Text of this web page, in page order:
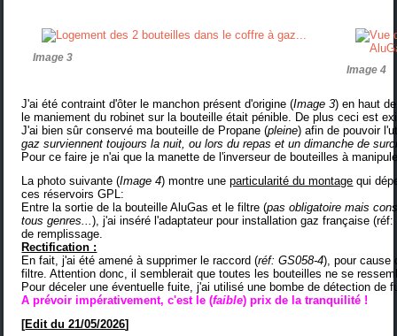
Image 3
Image 4
J'ai été contraint d'ôter le manchon présent d'origine (Image 3) en haut
le maniement du robinet sur la bouteille était pénible. De plus ceci est
J'ai bien sûr conservé ma bouteille de Propane (pleine) afin de pouvoir
gaz surviennent toujours la nuit, ou lors du repas et un dimanche de
Pour ce faire je n'ai que la manette de l'inverseur de bouteilles à
La photo suivante (Image 4) montre uneparticularité du montage qui
ces réservoirs GPL:
Entre la sortie de la bouteille AluGas et lefiltre (pas obligatoire mais
tous genres...), j'ai inséré l'adaptateur pour installation gaz française (réf:
de remplissage.
Rectification :
En fait, j'ai été amené à supprimer le raccord (réf: GS058-4), pour cause
filtre. Attention donc, il semblerait que toutes les bouteilles ne se
Pour déceler une éventuelle fuite, j'ai utilisé une bombe de détection de
A prévoir impérativement, c'est le (faible) prix de la tranquilité !
[Edit du 21/05/2026]